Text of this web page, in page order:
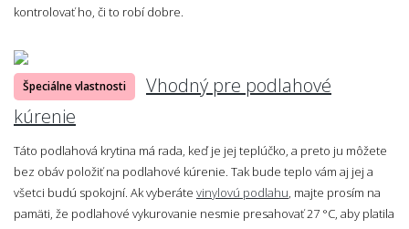
kontrolovať ho, či to robí dobre.
Špeciálne vlastnosti
Vhodný pre podlahové
kúrenie
Táto podlahová krytina má rada, keď je jej teplúčko, a preto ju môžete
bez obáv položiť na podlahové kúrenie. Tak bude teplo vám aj jej a
všetci budú spokojní. Ak vyberáte vinylovú podlahu , majte prosím na
pamäti, že podlahové vykurovanie nesmie presahovať 27 °C, aby platila